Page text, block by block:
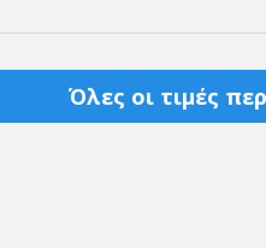
Όλες οι τιμές